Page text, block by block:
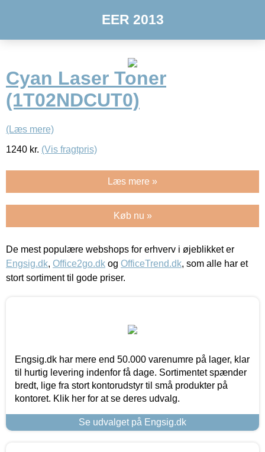
EER 2013
Cyan Laser Toner
(1T02NDCUT0)
(Læs mere)
1240 kr. (Vis fragtpris)
Læs mere »
Køb nu »
De mest populære webshops for erhverv i øjeblikket er
Engsig.dk, Office2go.dk og OfficeTrend.dk, som alle har et
stort sortiment til gode priser.
Engsig.dk har mere end 50.000 varenumre på lager, klar
til hurtig levering indenfor få dage. Sortimentet spænder
bredt, lige fra stort kontorudstyr til små produkter på
kontoret. Klik her for at se deres udvalg.
Se udvalget på Engsig.dk